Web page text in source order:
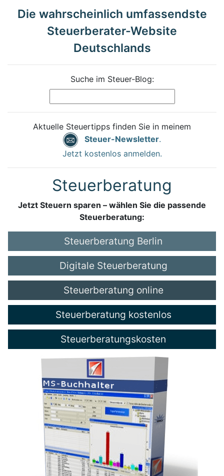
Die wahrscheinlich umfassendste
Steuerberater-Website
Deutschlands
Suche im Steuer-Blog:
Aktuelle Steuertipps finden Sie in meinem
Steuer-Newsletter.
Jetzt kostenlos anmelden.
Steuerberatung
Jetzt Steuern sparen – wählen Sie die passende
Steuerberatung:
Steuerberatung Berlin
Digitale Steuerberatung
Steuerberatung online
Steuerberatung kostenlos
Steuerberatungskosten